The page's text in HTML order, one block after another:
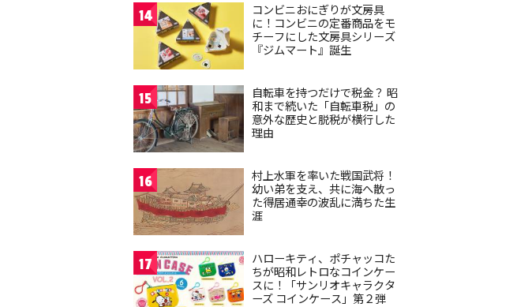
14
コンビニおにぎりが文房具
に！コンビニの定番商品をモ
チーフにした文房具シリーズ
『ジムマート』誕生
15
自転車を持つだけで税金？ 昭
和まで続いた「自転車税」の
意外な歴史と脱税が横行した
理由
16
村上水軍を率いた戦国武将！
幼い弟を支え、共に海へ散っ
た得居通幸の波乱に満ちた生
涯
17
ハローキティ、ポチャッコた
ちが昭和レトロなコインケー
スに！「サンリオキャラクタ
ーズ コインケース」第２弾